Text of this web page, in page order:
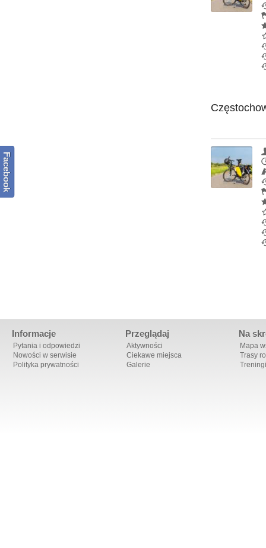
Informacje
Pytania i odpowiedzi
Nowości w serwisie
Polityka prywatności
Przeglądaj
Aktywności
Ciekawe miejsca
Galerie
Na
Mapa
Trasy
Facebook